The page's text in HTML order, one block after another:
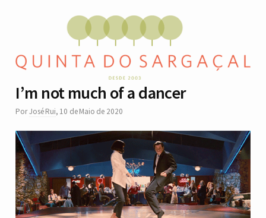
I’m not much of a dancer
PorJosé Rui, 10 de Maio de 2020